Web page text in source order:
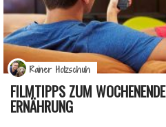
FILMTIPPS ZUM
ERNÄHRUNG
Rainer Holzschuh